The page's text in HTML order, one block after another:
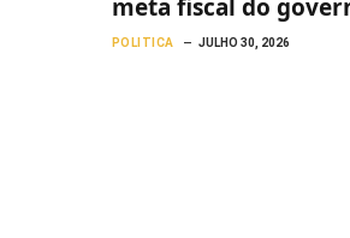
meta fiscal do
POLITICA JULHO 30, 2026